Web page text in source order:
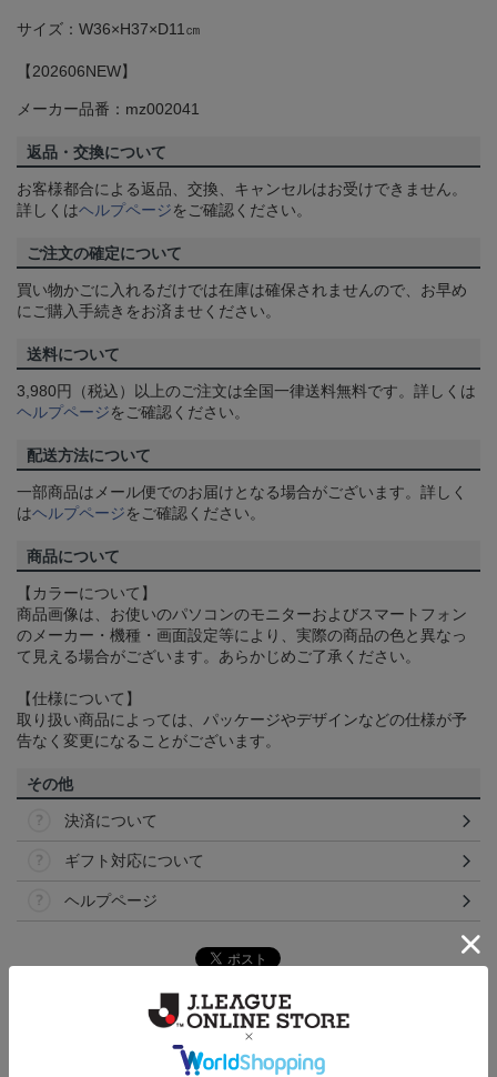
サイズ：W36×H37×D11㎝
【202606NEW】
メーカー品番：mz002041
返品・交換について
お客様都合による返品、交換、キャンセルはお受けできません。
詳しくはヘルプページをご確認ください。
ご注文の確定について
買い物かごに入れるだけでは在庫は確保されませんので、お早め
にご購入手続きをお済ませください。
送料について
3,980円（税込）以上のご注文は全国一律送料無料です。詳しくは
ヘルプページをご確認ください。
配送方法について
一部商品はメール便でのお届けとなる場合がございます。詳しく
はヘルプページをご確認ください。
商品について
【カラーについて】
商品画像は、お使いのパソコンのモニターおよびスマートフォン
のメーカー・機種・画面設定等により、実際の商品の色と異なっ
て見える場合がございます。あらかじめご了承ください。
【仕様について】
取り扱い商品によっては、パッケージやデザインなどの仕様が予
告なく変更になることがございます。
その他
決済について
ギフト対応について
ヘルプページ